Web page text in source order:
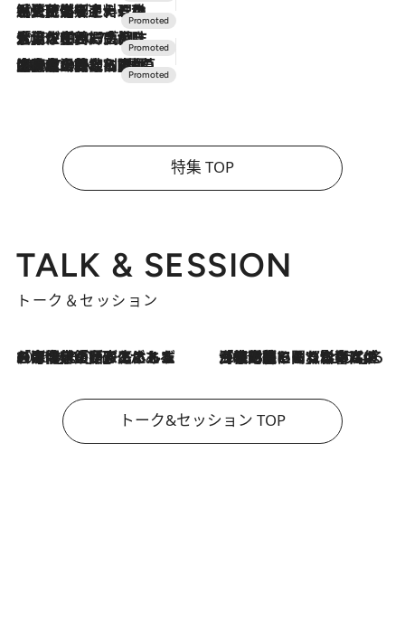
2026.7.24
【夏限定ディナーコース】旬を迎える稚鮎や花ズッキーニなどをイタリア・トスカーナの郷土料理の手法で満喫！
2026.7.17
「土佐和ハーブかき氷」がOMO7高知に登場！生姜、山椒、大葉など目にも舌にも涼を呼ぶ郷土の味
2026.7.10
NEW OPEN！【界 草津】名湯の地に誕生。趣の異なる2種の温泉と上州ならではの会席・蕎麦割烹など美食を味わう究極の癒やし旅
特集 TOP
TALK & SESSION
トーク＆セッション
2026.8.3
「今後値上げがあるとすれば…」「リスクがあるのは今年の冬」エネルギー専門家が語る、ホルムズ海峡封鎖が家庭にもたらす“ある心配” 2026.8.3
「住宅建てられない…」「サーチャージ料の高値が続いている」ホルムズ海峡封鎖による影響はいつまで続く？《エネルギー専門家に聞く“どうなる日本の暮らし”》
トーク&セッション TOP